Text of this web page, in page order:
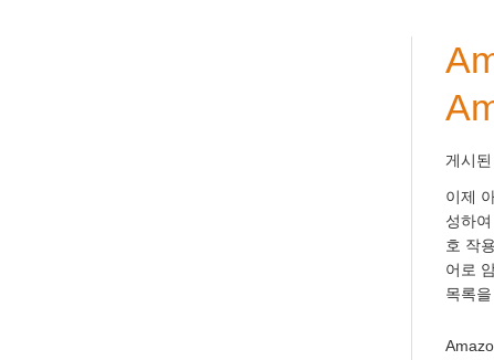
게시
이제
성하
호 작
어로
목록